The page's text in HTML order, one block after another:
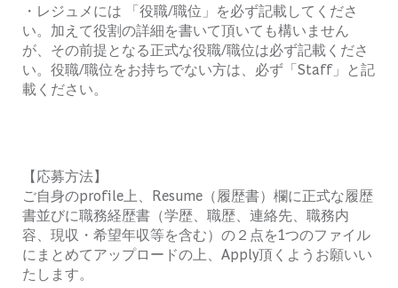
・レジュメには 「役職/職位」を必ず記載してくださ
い。加えて役割の詳細を書いて頂いても構いません
が、その前提となる正式な役職/職位は必ず記載くださ
い。役職/職位をお持ちでない方は、必ず「Staff」と記
載ください。
【応募方法】
ご自身のprofile上、Resume（履歴書）欄に正式な履歴
書並びに職務経歴書（学歴、職歴、連絡先、職務内
容、現収・希望年収等を含む）の２点を1つのファイル
にまとめてアップロードの上、Apply頂くようお願いい
たします。